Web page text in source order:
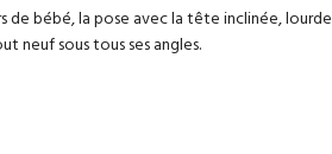
de bébé, la pose avec la tête inclinée,
neuf sous tous ses angles.